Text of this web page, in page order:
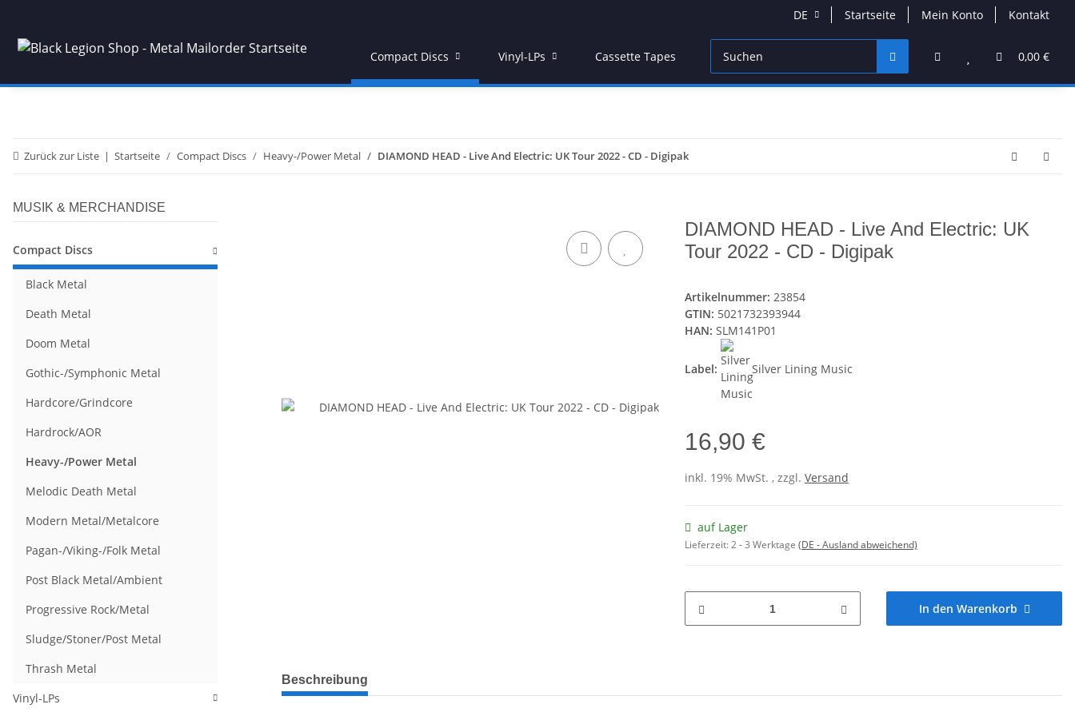
DE Startseite Mein Konto Kontakt
0,00 €
Compact Discs Vinyl-LPs Cassette Tapes DVD & Blu-Ray Band Merchandise Schmuck &
Zurück zur Liste Startseite Compact Discs Heavy-/Power Metal DIAMOND HEAD - Live And Electric: UK Tour 2022 - CD - Digipak
DIAMOND HEAD - Live And Electric: UK
Tour 2022 - CD - Digipak
Artikelnummer: 23854
GTIN: 5021732393944
HAN: SLM141P01
Label: Silver Lining Music
16,90 €
inkl. 19% MwSt. , zzgl. Versand
auf Lager
Lieferzeit:2 - 3 Werktage (DE - Ausland abweichend)
In den Warenkorb
weitere Registerkarten anzeigen
Beschreibung
MUSIK & MERCHANDISE
Compact Discs
Black Metal
Death Metal
Doom Metal
Gothic-/Symphonic Metal
Hardcore/Grindcore
Hardrock/AOR
Heavy-/Power Metal
Melodic Death Metal
Modern Metal/Metalcore
Pagan-/Viking-/Folk Metal
Post Black Metal/Ambient
Progressive Rock/Metal
Sludge/Stoner/Post Metal
Thrash Metal
Vinyl-LPs